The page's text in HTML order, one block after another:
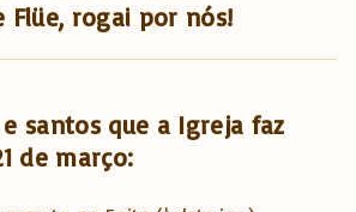
Flüe, rogai por nós!
santos que a Igreja faz
de março: